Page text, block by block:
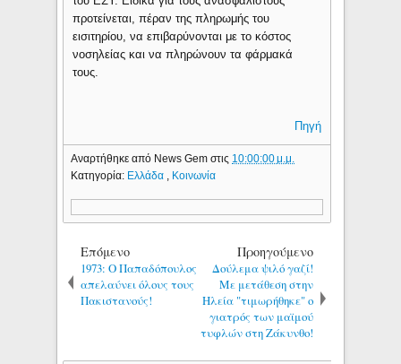
προτείνεται, πέραν της πληρωμής του
εισιτηρίου, να επιβαρύνονται με το κόστος
νοσηλείας και να πληρώνουν τα φάρμακά
τους.
Πηγή
Αναρτήθηκε από News Gemστις 10:00:00 μ.μ.
Κατηγορία: Ελλάδα Κοινωνία
Επόμενο
1973: Ο Παπαδόπουλος
απελαύνει όλους τους
Πακιστανούς!
Προηγούμενο
Δούλεμα ψιλό γαζί!
Με μετάθεση στην
Ηλεία "τιμωρήθηκε" ο
γιατρός των μαϊμού
τυφλών στη Ζάκυνθο!